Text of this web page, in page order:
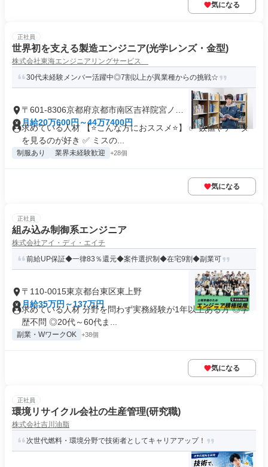
気になる
正社員
世界初を支える製造エンジニア(光学レンズ・金型)
株式会社東海エンジニアリングサービス
30代未経験メンバー活躍中◎7割以上が異業種からの挑戦☆
〒601-8306京都府京都市南区吉祥院宮ノ西
町
月給20万600円～44万7400円
求めている人材 【⭐こんな方におススメ⭐】 ✅ 数値やデータ
を見るのが好き ✅ ミスの...
制服あり 業界未経験歓迎 +28個
気になる
正社員
組み込み制御系エンジニア
株式会社アイ・ディ・エイチ
前給UP保証◆一律83％還元◆案件選択制◆在宅9割◆副業可
〒110-0015東京都台東区東上野
月給35万円～137万円
求めている人材 分野を問わず実務経験が1年以上ある方 ◎学
歴不問 ◎20代～60代ま...
副業・WワークOK +38個
気になる
正社員
環境リサイクル会社の生産管理(研究職)
株式会社吉川油脂
次世代燃料・環境分野で技術者としてキャリアアップ！